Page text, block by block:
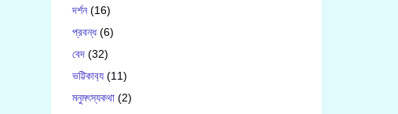
দর্শন(16)
প্রবন্ধ(6)
বেদ (32)
ভট্টিকাব‍্য (11)
মনুমৎস্যকথা (2)